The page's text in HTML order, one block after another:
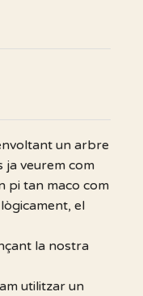
un arbre
ja veurem com
pi tan maco com
el
la nostra
utilitzar un